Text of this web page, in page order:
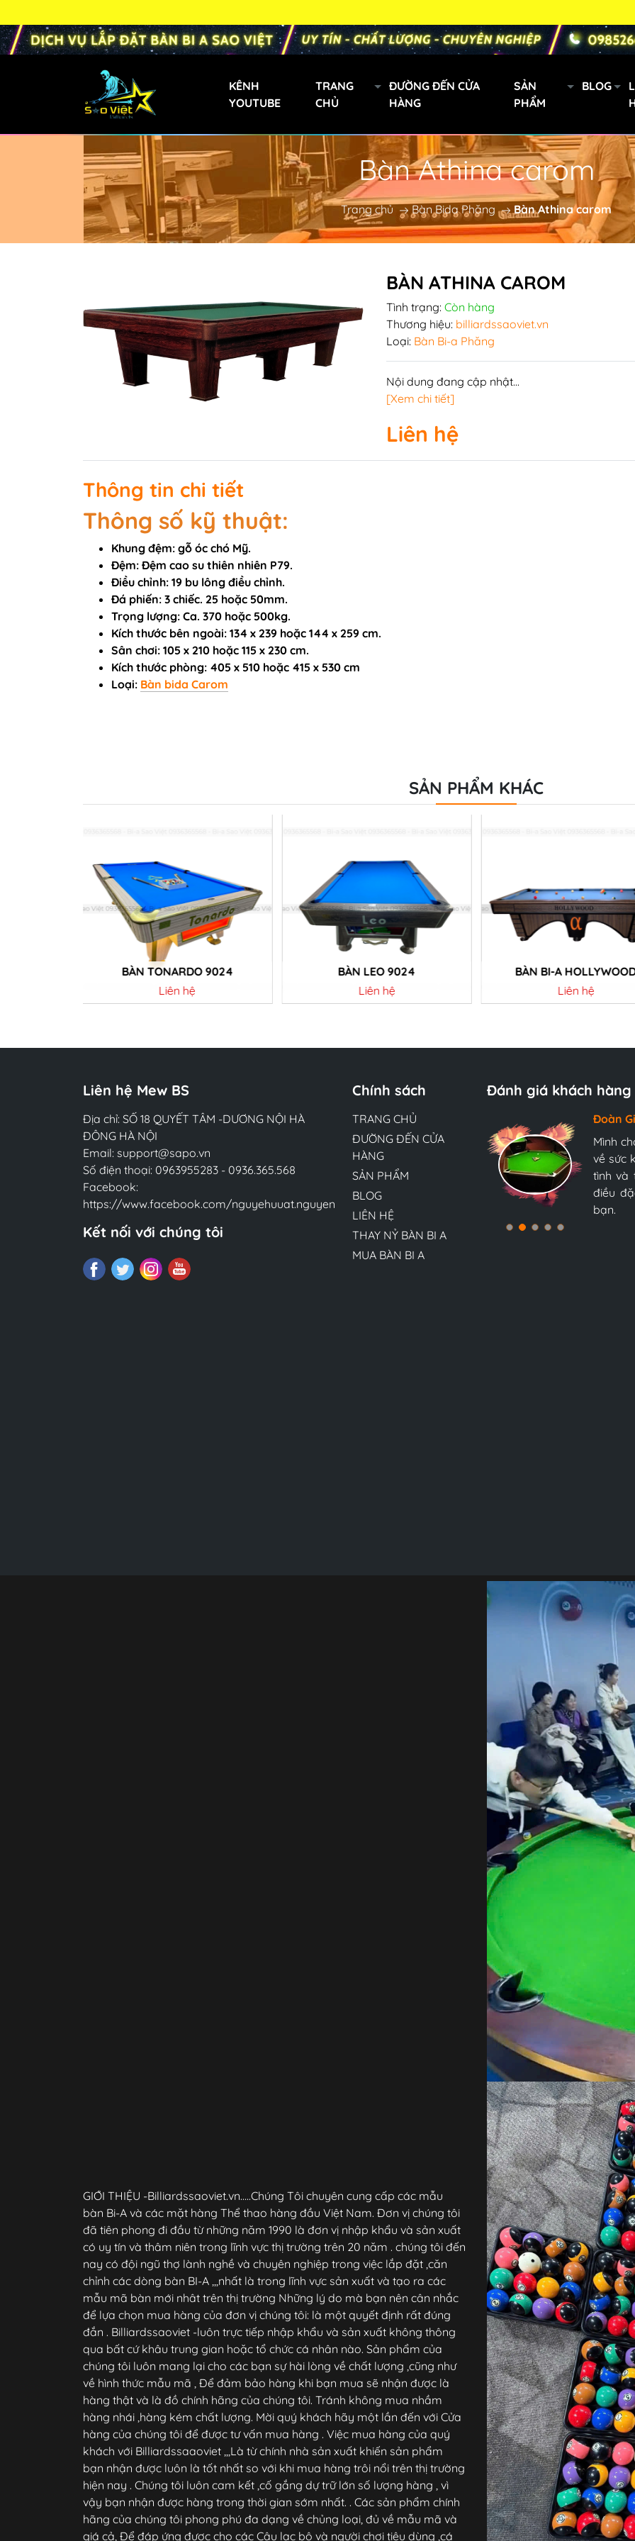
KÊNH
YOUTUBE
TRANG
CHỦ
ĐƯỜNG ĐẾN CỬA
HÀNG
SẢN
PHẨM
Bàn Bi-a Phăng
Bàn Bida Phăng Mini
Bàn Bi-a Gia Đình
Bàn Bi-a Liên Doanh
Bàn Bi-a Dragon
Bàn Bi-a Thi Đấu
Gậy bi a xách tay
Cơ Bida Predator
Gậy Fury
Bọc da cơ bida
Phụ kiện BiDa
Găng tay Bida
Băng Cao Su
Bóng Bi A
Nơ Bi A
Bàn bi lắc văn phòng
Bàn bi lắc gia đình
Bàn bi lắc mini
BLOG
Bàn Athina carom
Trang chủ Bàn Bida Phăng Bàn Athina carom
BÀN ATHINA CAROM
Tình trạng: Còn hàng
Thương hiệu: billiardssaoviet.vn
Loại: Bàn Bi-a Phăng
Nội dung đang cập nhật...
[Xem chi tiết]
Liên hệ
Thông tin chi tiết
Thông số kỹ thuật:
Khung đệm: gỗ óc chó Mỹ.
Đệm: Đệm cao su thiên nhiên P79.
Điều chỉnh: 19 bu lông điều chỉnh.
Đá phiến: 3 chiếc. 25 hoặc 50mm.
Trọng lượng: Ca. 370 hoặc 500kg.
Kích thước bên ngoài: 134 x 239 hoặc 144 x 259 cm.
Sân chơi: 105 x 210 hoặc 115 x 230 cm.
Kích thước phòng: 405 x 510 hoặc 415 x 530 cm
Loại: Bàn bida Carom
SẢN PHẨM KHÁC
BÀN TONARDO 9024
Liên hệ
BÀN LEO 9024
Liên hệ
BÀN BI-A
Liên hệ
Liên hệ Mew BS
Địa chỉ: SỐ 18 QUYẾT TÂM -DƯƠNG NỘI HÀ
ĐÔNG HÀ NỘI
Email: support@sapo.vn
Số điện thoại: 0963955283 - 0936.365.568
Facebook:
https://www.facebook.com/nguyehuuat.nguyen
Kết nối với chúng tôi
Chính sách
TRANG CHỦ
ĐƯỜNG ĐẾN CỬA
HÀNG
SẢN PHẨM
BLOG
LIÊN HỆ
THAY NỶ BÀN BI A
MUA BÀN BI A
Đánh giá khách hàng
Hương
Đội
tận
nữa và
Nam,
Đoàn
Mình
về sức
tình và
điều
bạn.
Ngọc
Mình
về sức
tình và
điều
bạn.
bàn bi-
bàn bi-
GIỚI THIỆU -Billiardssaoviet.vn.....Chúng Tôi chuyên cung cấp các mẫu
bàn Bi-A và các mặt hàng Thể thao hàng đầu Việt Nam. Đơn vị chúng tôi
đã tiên phong đi đầu từ những năm 1990 là đơn vị nhập khẩu và sản xuất
có uy tín và thâm niên trong lĩnh vực thị trường trên 20 năm . chúng tôi đến
nay có đội ngũ thợ lành nghề và chuyên nghiệp trong việc lắp đặt ,căn
chỉnh các dòng bàn BI-A ,,,nhất là trong lĩnh vực sản xuất và tạo ra các
mẫu mã bàn mới nhât trên thị trường Những lý do mà bạn nên cân nhắc
để lựa chọn mua hàng của đơn vị chúng tôi: là một quyết định rất đúng
đắn . Billiardssaoviet -luôn trực tiếp nhập khẩu và sản xuất không thông
qua bất cứ khâu trung gian hoặc tổ chức cá nhân nào. Sản phẩm của
chúng tôi luôn mang lại cho các bạn sự hài lòng về chất lượng ,cũng như
về hình thức mẫu mã , Để đảm bảo hàng khi bạn mua sẽ nhận được là
hàng thật và là đồ chính hãng của chúng tôi. Tránh không mua nhầm
hàng nhái ,hàng kém chất lượng. Mời quý khách hãy một lần đến với Cửa
hàng của chúng tôi để được tư vấn mua hàng . Việc mua hàng của quý
khách với Billiardssaaoviet ,,,Là từ chính nhà sản xuất khiến sản phẩm
bạn nhận được luôn là tốt nhất so với khi mua hàng trôi nổi trên thị trường
hiện nay . Chúng tôi luôn cam kết ,cố gắng dự trữ lớn số lượng hàng , vì
vậy bạn nhận được hàng trong thời gian sớm nhất. . Các sản phẩm chính
hãng của chúng tôi phong phú đa dạng về chủng loại, đủ về mẫu mã và
giá cả, Để đáp ứng được cho các Câu lạc bộ và người chơi tiêu dùng ,cá